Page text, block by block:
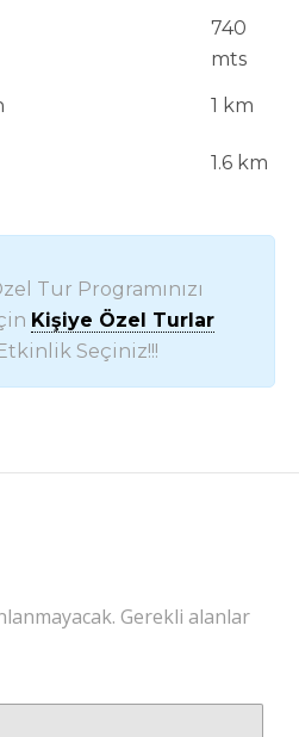
740
mts
1 km
1.6 km
Tur Programınızı
Kişiye Özel Turlar
Seçiniz!!!
Gerekli alanlar